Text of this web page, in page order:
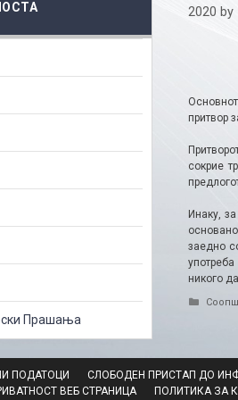
2020 by
притвор
сокрие
Инаку,
заедно
никого
Прашања
ПОДАТОЦИ СЛОБОДЕН ПРИСТАП ДО
ВЕБ СТРАНИЦА
ПОЛИТИКА ЗА